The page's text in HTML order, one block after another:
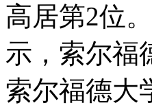
高居第2位
示，索尔福
索尔福德大